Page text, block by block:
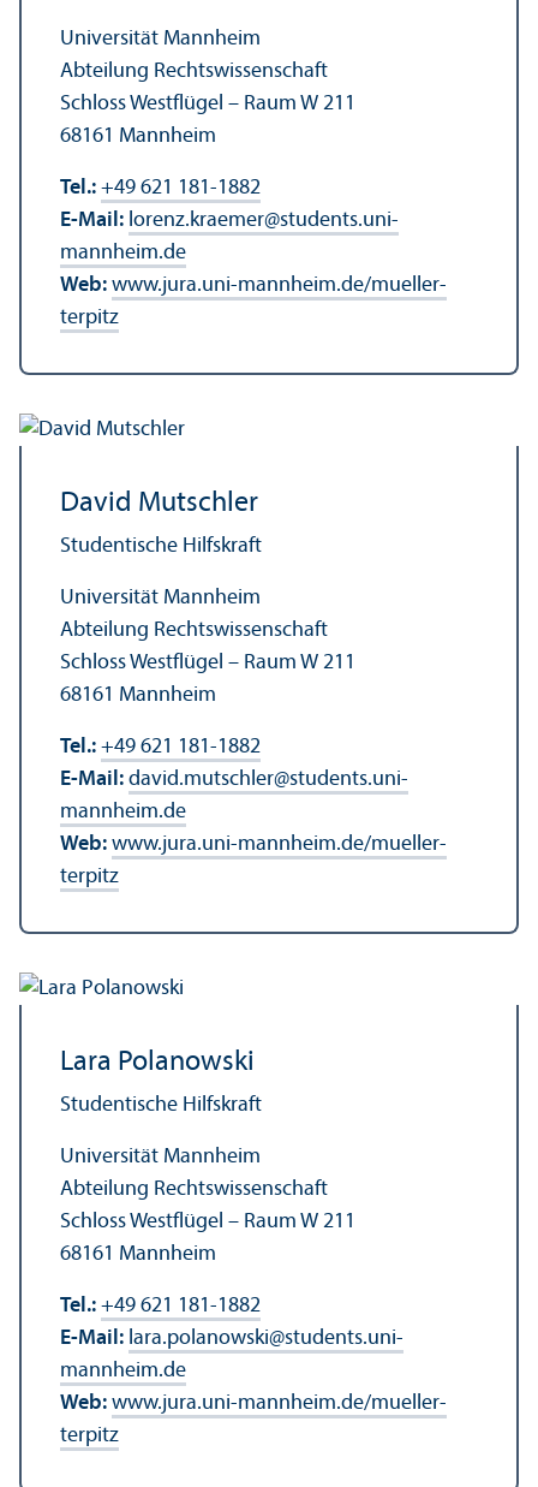
Universität Mannheim
Abteilung Rechts­wissenschaft
Schloss Westflügel – Raum W 211
68161 Mannheim
Tel.: +49 621 181-1882
E-Mail: lorenz.kraemer@students.uni-
mannheim.de
Web: www.jura.uni-mannheim.de/mueller-
terpitz
David Mutschler
Studentische Hilfskraft
Universität Mannheim
Abteilung Rechts­wissenschaft
Schloss Westflügel – Raum W 211
68161 Mannheim
Tel.: +49 621 181-1882
E-Mail: david.mutschler@students.uni-
mannheim.de
Web: www.jura.uni-mannheim.de/mueller-
terpitz
Lara Polanowski
Studentische Hilfskraft
Universität Mannheim
Abteilung Rechts­wissenschaft
Schloss Westflügel – Raum W 211
68161 Mannheim
Tel.: +49 621 181-1882
E-Mail: lara.polanowski@students.uni-
mannheim.de
Web: www.jura.uni-mannheim.de/mueller-
terpitz